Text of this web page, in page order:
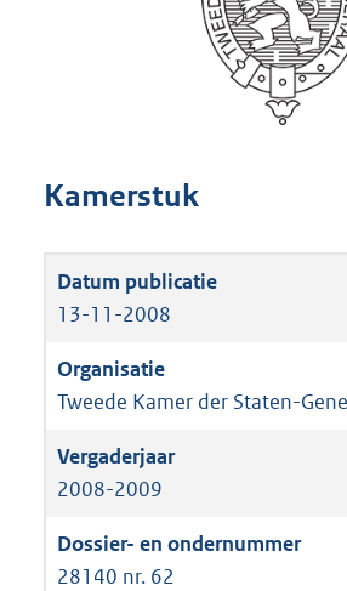
Kamerstuk
13-11-2008
Tweede Kamer der Staten-
2008-2009
28140 nr. 62